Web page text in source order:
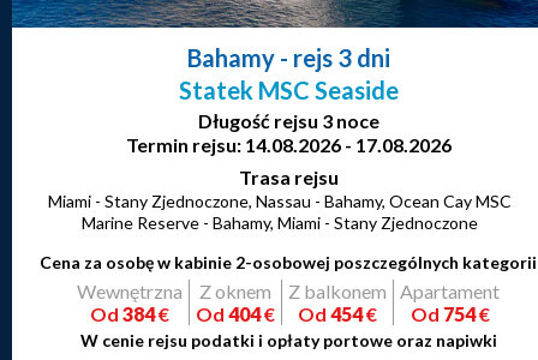
Bahamy- rejs 3 dni
Statek MSC Seaside
Długość rejsu 3 noce
Termin rejsu: 14.08.2026 - 17.08.2026
Trasa rejsu
Miami - Stany Zjednoczone, Nassau - Bahamy, Ocean Cay MSC
Marine Reserve - Bahamy, Miami - Stany Zjednoczone
Cena za osobę w kabinie 2-osobowej poszczególnych kategorii
Wewnętrzna
Od 384€
Z oknem
Od 404€
Z balkonem
Od 454€
Apartament
Od 754€
W cenie rejsu podatki i opłaty portowe oraz napiwki